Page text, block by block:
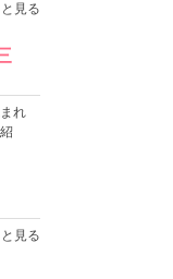
見る
れ
見る